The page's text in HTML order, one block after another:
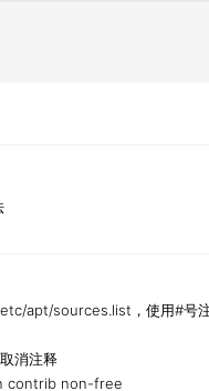
apt/sources.list，使用#号
消注释
contrib non-free